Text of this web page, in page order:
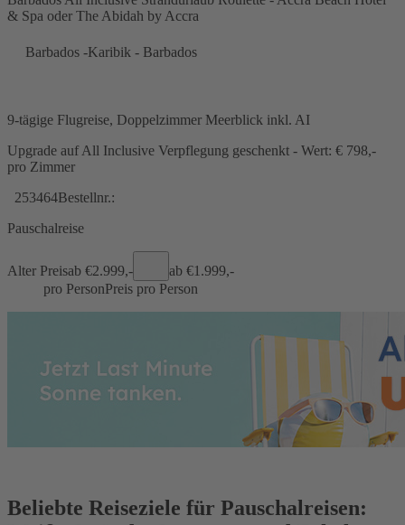
& Spa oder The Abidah by Accra
Barbados -Karibik - Barbados
9-tägige Flugreise, Doppelzimmer Meerblick inkl. AI
Upgrade auf All Inclusive Verpflegung geschenkt - Wert: € 798,-
pro Zimmer
253464Bestellnr.:
Pauschalreise
Alter Preisab €2.999,- ab €1.999,-
pro PersonPreis pro Person
Beliebte Reiseziele für Pauschalreisen: